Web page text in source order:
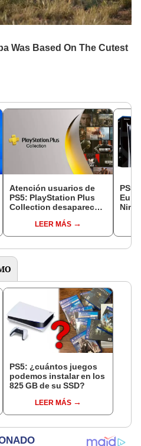
Atención usuarios de
PS5: PlayStation Plus
Collection desaparecerá
LEER MÁS
PS5
PS5: ¿cuántos juegos
podemos instalar en los
825 GB de su SSD?
LEER MÁS